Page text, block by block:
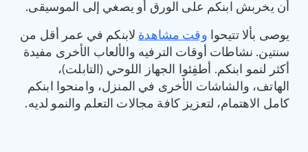
أن يخربش ابنكم على الورق أو يصغي إلى الموسيقى.
يوصى بألا تتيحوا وقت مشاهدة لابنكم في عمر أقل من
سنتين. نشاطات أوقات الترفيه والألعاب الأخرى مفيدة
أكثر لنمو ابنكم. أطفِئوا الجهاز اللوحي (التابلت)،
الهاتف، والشاشات الأخرى في المنزل، وامنحوا ابنكم
كامل الاهتمام، لتعزيز كافة مجالات التعلم والنمو لديه.